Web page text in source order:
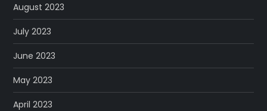
August 2023
July 2023
June 2023
May 2023
April 2023